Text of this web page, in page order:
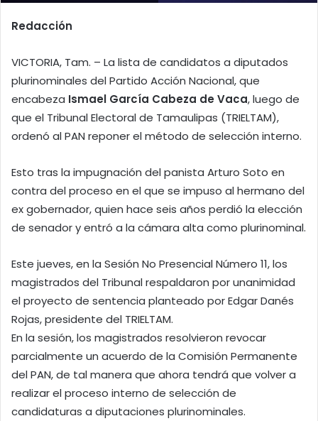
Redacción
VICTORIA, Tam. – La lista de candidatos a diputados
plurinominales del Partido Acción Nacional, que
encabeza Ismael García Cabeza de Vaca, luego de
que el Tribunal Electoral de Tamaulipas (TRIELTAM),
ordenó al PAN reponer el método de selección interno.
Esto tras la impugnación del panista Arturo Soto en
contra del proceso en el que se impuso al hermano del
ex gobernador, quien hace seis años perdió la elección
de senador y entró a la cámara alta como plurinominal.
Este jueves, en la Sesión No Presencial Número 11, los
magistrados del Tribunal respaldaron por unanimidad
el proyecto de sentencia planteado por Edgar Danés
Rojas, presidente del TRIELTAM.
En la sesión, los magistrados resolvieron revocar
parcialmente un acuerdo de la Comisión Permanente
del PAN, de tal manera que ahora tendrá que volver a
realizar el proceso interno de selección de
candidaturas a diputaciones plurinominales.